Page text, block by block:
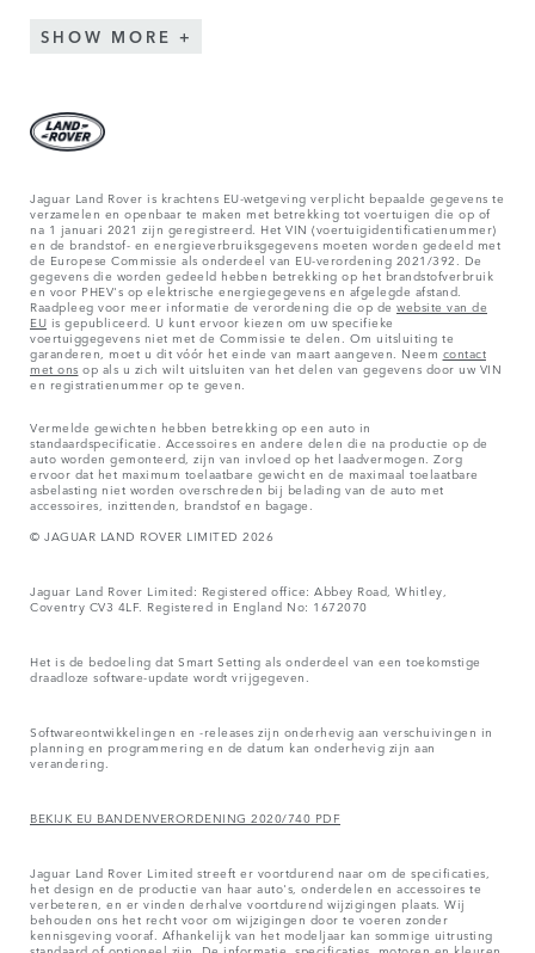
SHOW MORE
Jaguar Land Rover is krachtens EU-wetgeving verplicht bepaalde gegevens te
verzamelen en openbaar te maken met betrekking tot voertuigen die op of
na 1 januari 2021 zijn geregistreerd. Het VIN (voertuigidentificatienummer)
en de brandstof- en energieverbruiksgegevens moeten worden gedeeld met
de Europese Commissie als onderdeel van EU-verordening 2021/392. De
gegevens die worden gedeeld hebben betrekking op het brandstofverbruik
en voor PHEV's op elektrische energiegegevens en afgelegde afstand.
Raadpleeg voor meer informatie de verordening die op dewebsite van de
EU is gepubliceerd. U kunt ervoor kiezen om uw specifieke
voertuiggegevens niet met de Commissie te delen. Om uitsluiting te
garanderen, moet u dit vóór het einde van maart aangeven. Neem contact
met ons op als u zich wilt uitsluiten van het delen van gegevens door uw VIN
en registratienummer op te geven.
Vermelde gewichten hebben betrekking op een auto in
standaardspecificatie. Accessoires en andere delen die na productie op de
auto worden gemonteerd, zijn van invloed op het laadvermogen. Zorg
ervoor dat het maximum toelaatbare gewicht en de maximaal toelaatbare
asbelasting niet worden overschreden bij belading van de auto met
accessoires, inzittenden, brandstof en bagage.
© JAGUAR LAND ROVER LIMITED 2026
Jaguar Land Rover Limited: Registered office: Abbey Road, Whitley,
Coventry CV3 4LF. Registered in England No: 1672070
Het is de bedoeling dat Smart Setting als onderdeel van een toekomstige
draadloze software-update wordt vrijgegeven.
Softwareontwikkelingen en -releases zijn onderhevig aan verschuivingen in
planning en programmering en de datum kan onderhevig zijn aan
verandering.
BEKIJK EU BANDENVERORDENING 2020/740 PDF
Jaguar Land Rover Limited streeft er voortdurend naar om de specificaties,
het design en de productie van haar auto's, onderdelen en accessoires te
verbeteren, en er vinden derhalve voortdurend wijzigingen plaats. Wij
behouden ons het recht voor om wijzigingen door te voeren zonder
kennisgeving vooraf. Afhankelijk van het modeljaar kan sommige uitrusting